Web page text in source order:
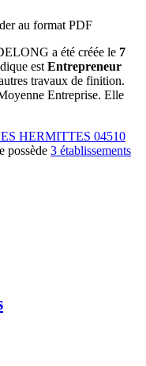
au format PDF
a été créée le 7
est Entrepreneur
travaux de finition.
Entreprise. Elle
HERMITTES 04510
possède 3 établissements